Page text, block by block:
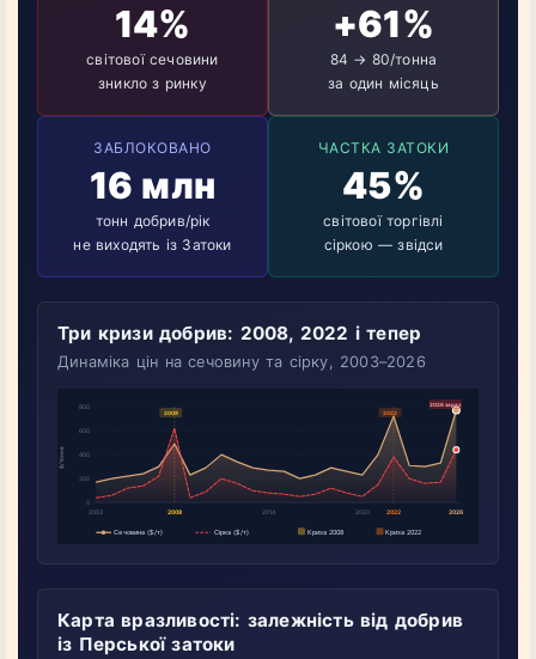
14%
світової сечовини
зникло з ринку
+61%
84 → 80/тонна
за один місяць
ЗАБЛОКОВАНО
16 млн
тонн добрив/рік
не виходять із Затоки
ЧАСТКА ЗАТОКИ
45%
світової торгівлі
сіркою — звідси
Три кризи добрив: 2008, 2022 і тепер
Динаміка цін на сечовину та сірку, 2003–2026
Карта вразливості: залежність від добрив
із Перської затоки